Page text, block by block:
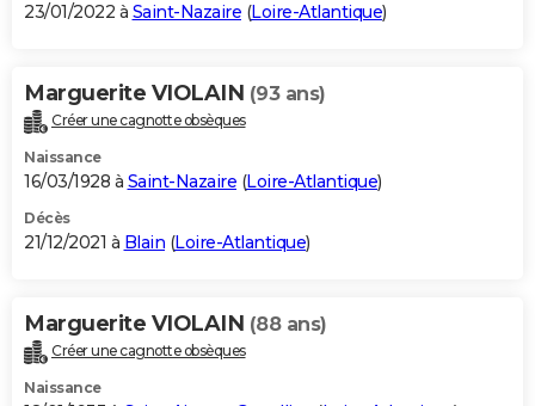
23/01/2022 à Saint-Nazaire (Loire-Atlantique)
Marguerite VIOLAIN (93 ans)
Créer une cagnotte obsèques
Naissance
16/03/1928 à Saint-Nazaire (Loire-Atlantique)
Décès
21/12/2021 à Blain (Loire-Atlantique)
Marguerite VIOLAIN (88 ans)
Créer une cagnotte obsèques
Naissance